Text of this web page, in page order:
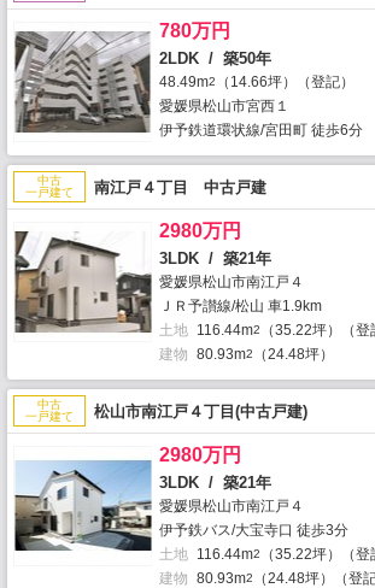
780万円
2LDK / 築50年
48.49m2
（14.66坪）（登記）
愛媛県松山市宮西１
伊予鉄道環状線/宮田町 徒歩6分
中古
一戸建て
南江戸４丁目 中古戸建
2980万円
3LDK / 築21年
愛媛県松山市南江戸４
ＪＲ予讃線/松山 車1.9km
土地 116.44m2
（35.22坪）（登
建物 80.93m2 （24.48坪）
中古
一戸建て
松山市南江戸４丁目(中古戸建)
2980万円
3LDK / 築21年
愛媛県松山市南江戸４
伊予鉄バス/大宝寺口 徒歩3分
土地 116.44m2
（35.22坪）（登
建物 80.93m2 （24.48坪）（登記